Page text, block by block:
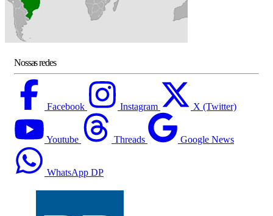
Nossas redes
Facebook Instagram X (Twitter)
Youtube Threads Google News
WhatsApp DP